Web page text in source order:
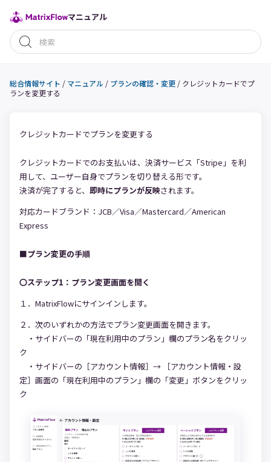
マニュアル
総合情報サイト / マニュアル / プランの確認・変更 / クレジットカードでプ
ランを変更する
クレジットカードでプランを変更する
クレジットカードでのお支払いは、決済サービス「Stripe」を利
用して、ユーザー自身でプランを切り替える形です。
決済が完了すると、 即時にプランが反映されます。
対応カードブランド：JCB／Visa／Mastercard／American
Express
■プラン変更の手順
〇ステップ1：プラン変更画面を開く
１．MatrixFlowにサインインします。
２．次のいずれかの方法でプラン変更画面を開きます。
・サイドバーの「現在利用中のプラン」欄のプラン名をクリッ
ク
・サイドバーの［アカウント情報］→ ［アカウント情報・設
定］画面の「現在利用中のプラン」欄の「変更」ボタンをクリッ
ク